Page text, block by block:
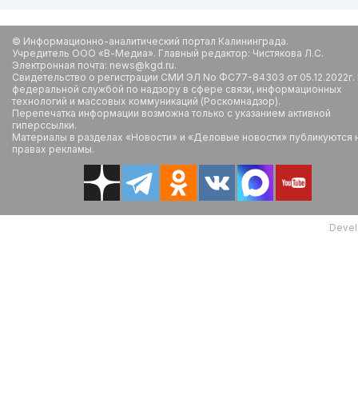
© Информационно-аналитический портал Калининграда.
Учредитель ООО «В-Медиа». Главный редактор: Чистякова Л.С.
Электронная почта: news@kgd.ru.
Свидетельство о регистрации СМИ ЭЛ No ФС77-84303 от
федеральной службой по надзору в сфере связи, информационных
технологий и массовых коммуникаций (Роскомнадзор).
Перепечатка информации возможна только с указанием активной
гиперссылки.
Материалы в разделах «Новости» и «Деловые новости» публикуются
правах рекламы.